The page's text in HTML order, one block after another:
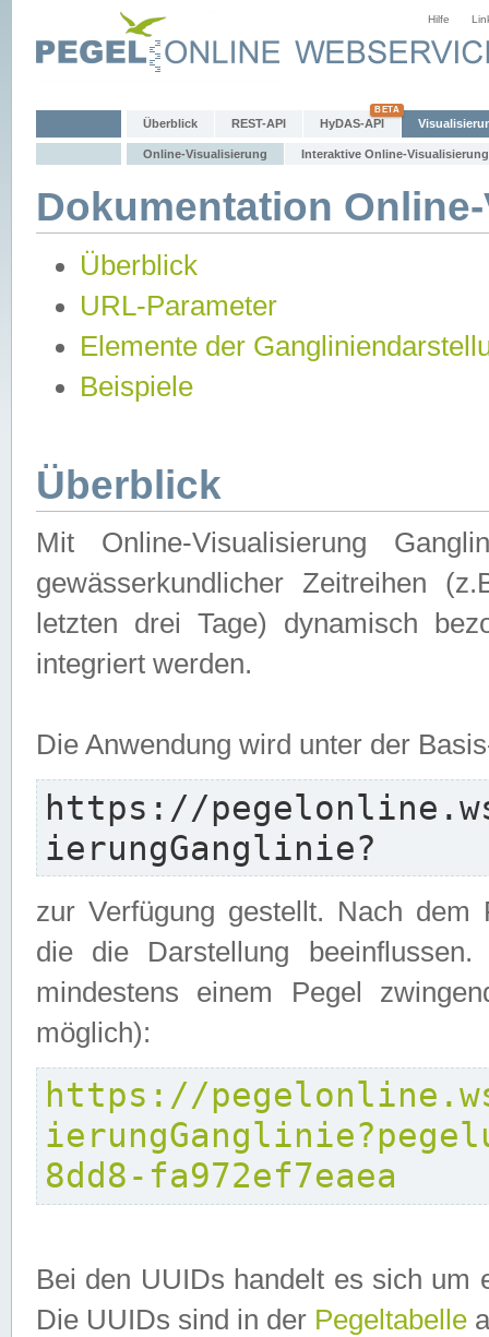
Hilfe
Überblick REST-API HyDAS-API
Online-Visualisierung Interaktive Online-Visualisierung
Dokumentation
Überblick
URL-Parameter
Elemente der
Beispiele
Überblick
Mit Online-Visualisierung
gewässerkundlicher Zeitreihen
letzten drei Tage) dynamisch
integriert werden.
Die Anwendung wird unter der
https://
ierungGanglinie?
zur Verfügung gestellt. Nach dem
die die Darstellung
mindestens einem Pegel
möglich):
https://
8dd8-fa972ef7eaea
Bei den UUIDs handelt es sich um
Die UUIDs sind in der Pegeltabelle